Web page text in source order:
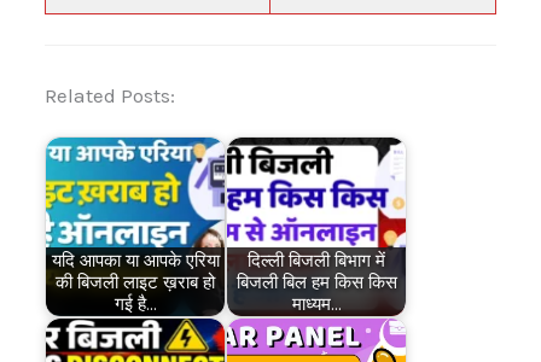
Related Posts:
यदि आपका या आपके एरिया
की बिजली लाइट ख़राब हो
गई है…
दिल्ली बिजली बिभाग में
बिजली बिल हम किस किस
माध्यम…